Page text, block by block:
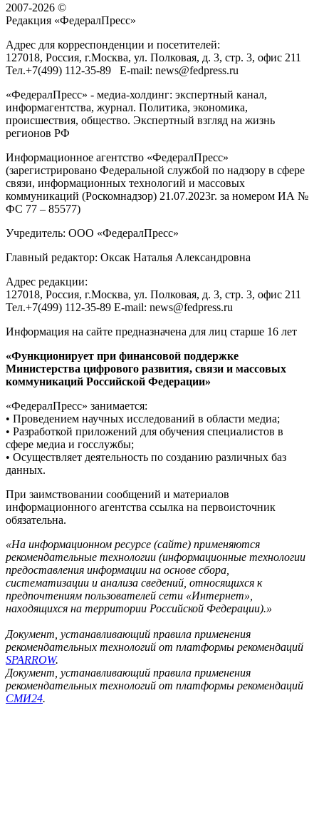
2007-2026 ©
Редакция «ФедералПресс»
Адрес для корреспонденции и посетителей:
127018, Россия, г.Москва, ул. Полковая, д. 3, стр. 3, офис 211
Тел.+7(499) 112-35-89 E-mail: news@fedpress.ru
«ФедералПресс» - медиа-холдинг: экспертный канал,
информагентства, журнал. Политика, экономика,
происшествия, общество. Экспертный взгляд на жизнь
регионов РФ
Информационное агентство «ФедералПресс»
(зарегистрировано Федеральной службой по надзору в сфере
связи, информационных технологий и массовых
коммуникаций (Роскомнадзор) 21.07.2023г. за номером ИА №
ФС 77 – 85577)
Учредитель: ООО «ФедералПресс»
Главный редактор: Оксак Наталья Александровна
Адрес редакции:
127018, Россия, г.Москва, ул. Полковая, д. 3, стр. 3, офис 211
Тел.+7(499) 112-35-89 E-mail: news@fedpress.ru
Информация на сайте предназначена для лиц старше 16 лет
«Функционирует при финансовой поддержке
Министерства цифрового развития, связи и массовых
коммуникаций Российской Федерации»
«ФедералПресс» занимается:
• Проведением научных исследований в области медиа;
• Разработкой приложений для обучения специалистов в
сфере медиа и госслужбы;
• Осуществляет деятельность по созданию различных баз
данных.
При заимствовании сообщений и материалов
информационного агентства ссылка на первоисточник
обязательна.
«На информационном ресурсе (сайте) применяются
рекомендательные технологии (информационные технологии
предоставления информации на основе сбора,
систематизации и анализа сведений, относящихся к
предпочтениям пользователей сети «Интернет»,
находящихся на территории Российской Федерации).»
Документ, устанавливающий правила применения
рекомендательных технологий от платформы рекомендаций
SPARROW.
Документ, устанавливающий правила применения
рекомендательных технологий от платформы рекомендаций
СМИ24.